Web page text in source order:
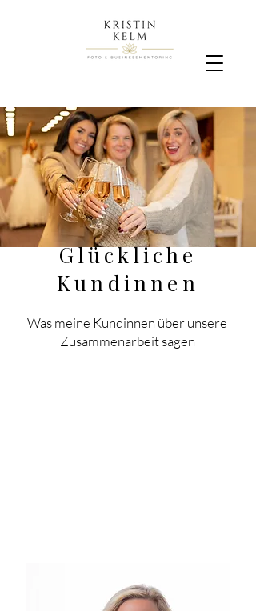
Glückliche
Kundinnen
Was meine Kundinnen über unsere
Zusammenarbeit sagen